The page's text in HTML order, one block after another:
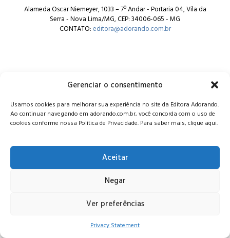
Gerenciar o consentimento
Usamos cookies para melhorar sua experiência no site da Editora Adorando.
Ao continuar navegando em adorando.com.br, você concorda com o uso de
cookies conforme nossa Política de Privacidade. Para saber mais, clique aqui.
Aceitar
Negar
Ver preferências
Privacy Statement
Alameda Oscar Niemeyer, 1033 – 7º Andar - Portaria 04, Vila da
Serra - Nova Lima/MG, CEP: 34006-065 - MG
CONTATO:editora@adorando.com.br
© Editora Adorando 2026. Todos os direitos reservados.
Consulte nossapolítica de privacidade.